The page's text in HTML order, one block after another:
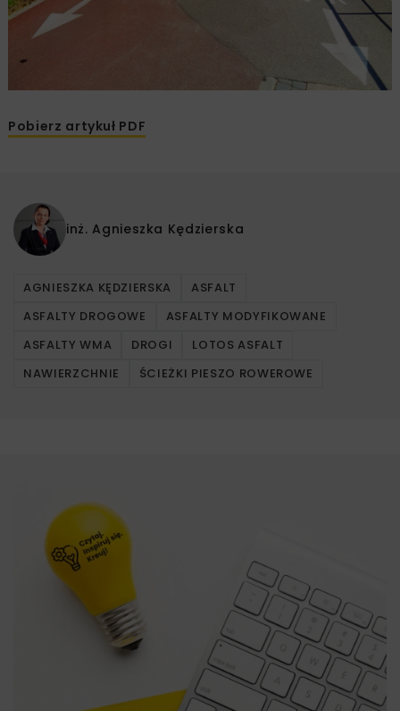
Pobierz artykuł PDF
inż. Agnieszka Kędzierska
AGNIESZKA KĘDZIERSKA
ASFALT
ASFALTY DROGOWE
ASFALTY MODYFIKOWANE
ASFALTY WMA
DROGI
LOTOS ASFALT
NAWIERZCHNIE
ŚCIEŻKI PIESZO ROWEROWE